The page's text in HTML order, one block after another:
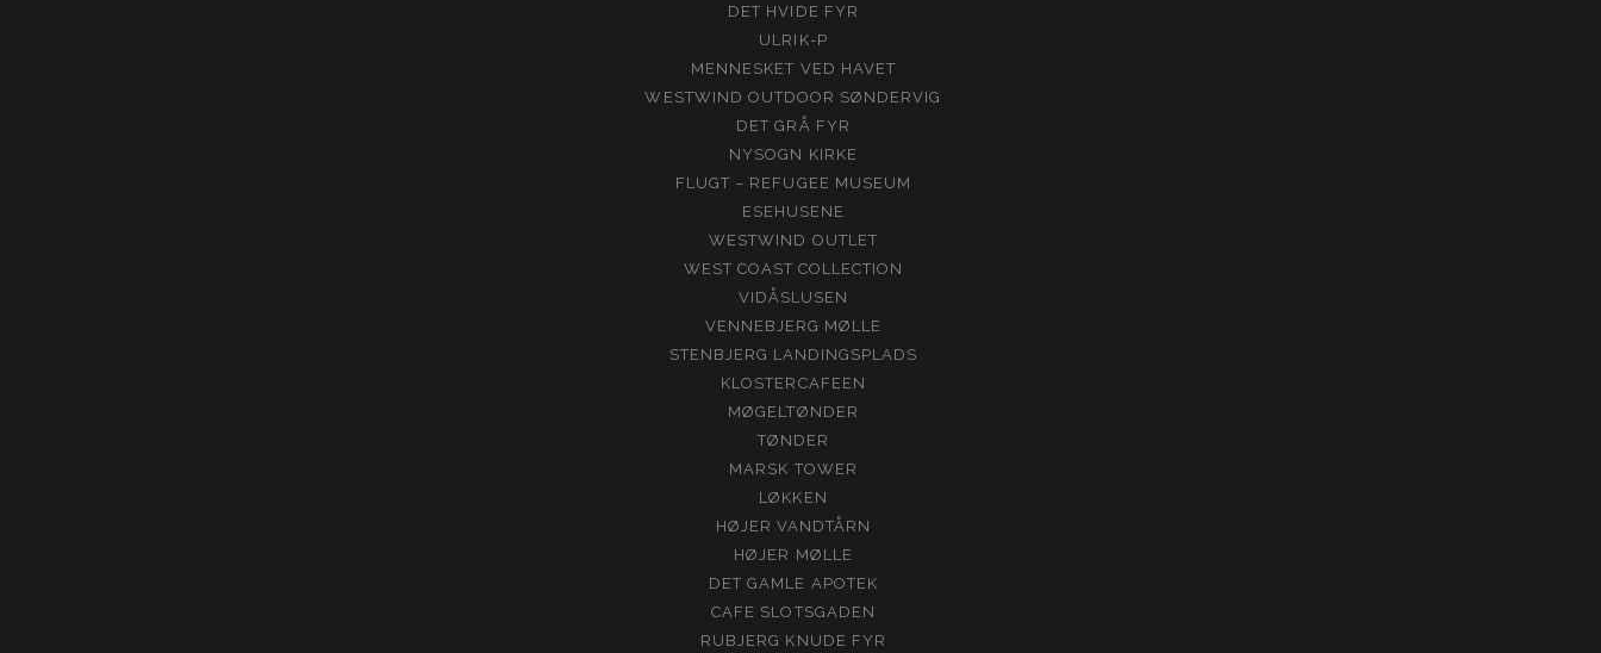
DET HVIDE FYR
ULRIK-P
MENNESKET VED HAVET
WESTWIND OUTDOOR SØNDERVIG
DET GRÅ FYR
NYSOGN KIRKE
FLUGT – REFUGEE MUSEUM
ESEHUSENE
WESTWIND OUTLET
WEST COAST COLLECTION
VIDÅSLUSEN
VENNEBJERG MØLLE
STENBJERG LANDINGSPLADS
KLOSTERCAFEEN
MØGELTØNDER
TØNDER
MARSK TOWER
LØKKEN
HØJER VANDTÅRN
HØJER MØLLE
DET GAMLE APOTEK
CAFE SLOTSGADEN
RUBJERG KNUDE FYR